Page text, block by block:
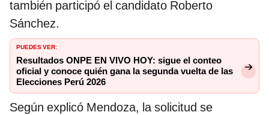
también participó el candidato Roberto
Sánchez.
PUEDES VER:
Resultados ONPE EN VIVO HOY: sigue el conteo
oficial y conoce quién gana la segunda vuelta de las
Elecciones Perú 2026
Según explicó Mendoza, la solicitud se